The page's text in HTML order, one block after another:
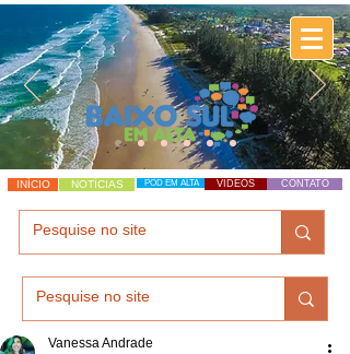
INÍCIO NOTÍCIAS POD EM ALTA VÍDEOS CONTATO
Vanessa Andrade